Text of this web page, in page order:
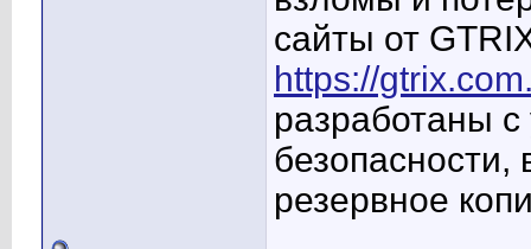
сайты от
https://
разработаны с
резервное